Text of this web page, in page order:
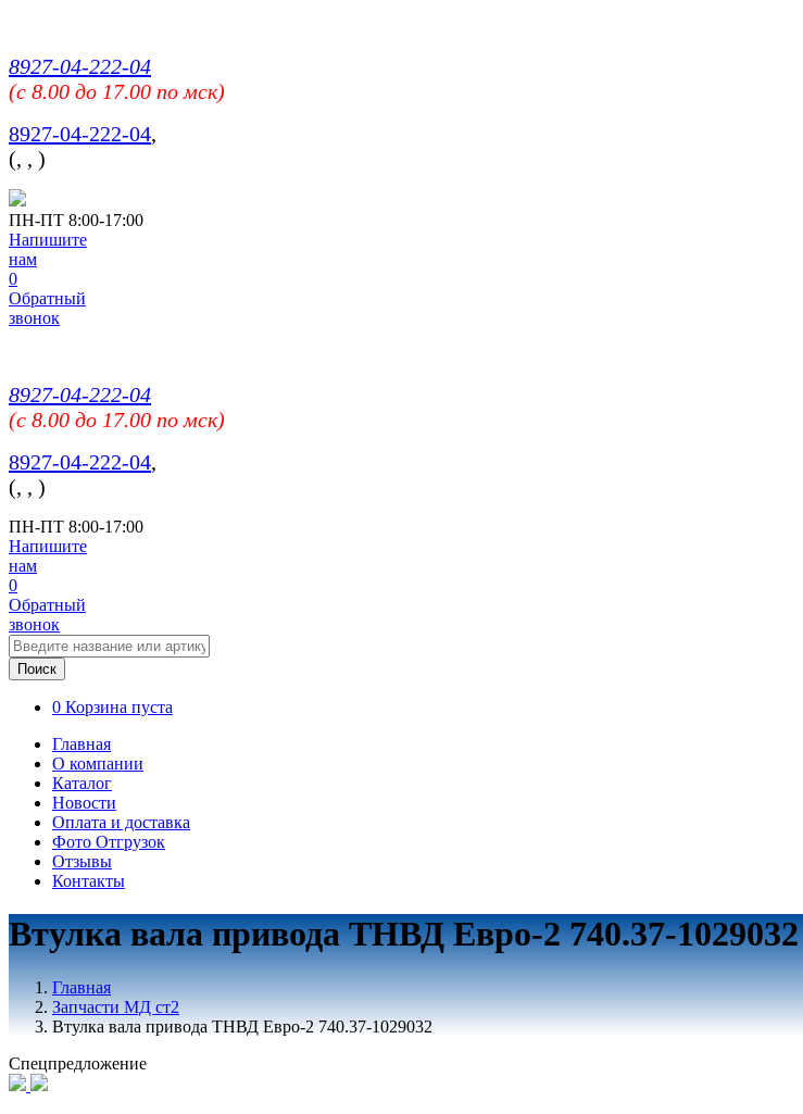
8927-04-222-04
(c 8.00 до 17.00 по мск)
8927-04-222-04,
(, , )
ПН-ПТ 8:00-17:00
Напишите
нам
0
Обратный
звонок
8927-04-222-04
(c 8.00 до 17.00 по мск)
8927-04-222-04,
(, , )
ПН-ПТ 8:00-17:00
Напишите
нам
0
Обратный
звонок
Поиск
0 Корзина пуста
Главная
О компании
Каталог
Новости
Оплата и доставка
Фото Отгрузок
Отзывы
Контакты
Втулка вала привода ТНВД Евро-2 740.37-1029032
Главная
Запчасти МД ст2
Втулка вала привода ТНВД Евро-2 740.37-1029032
Спецпредложение